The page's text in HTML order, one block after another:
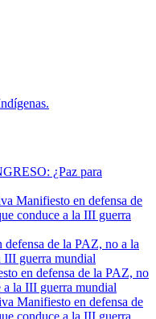
¿Paz para
Manifiesto en defensa de
conduce a la III guerra
de la PAZ, no a la
III guerra mundial
en defensa de la PAZ, no
a la III guerra mundial
Manifiesto en defensa de
conduce a la III guerra